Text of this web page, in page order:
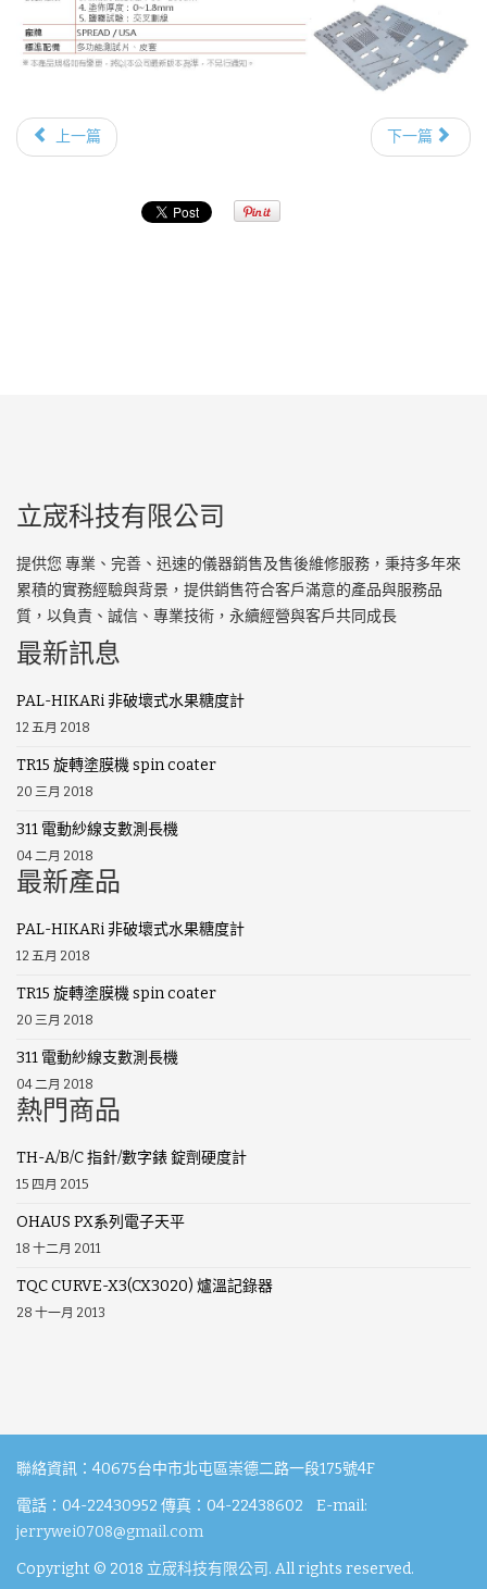
上一篇 下一篇
立宬科技有限公司
提供您 專業、完善、迅速的儀器銷售及售後維修服務，秉持多年來
累積的實務經驗與背景，提供銷售符合客戶滿意的產品與服務品
質，以負責、誠信、專業技術，永續經營與客戶共同成長
最新訊息
PAL-HIKARi 非破壞式水果糖度計
12 五月 2018
TR15 旋轉塗膜機 spin coater
20 三月 2018
311 電動紗線支數測長機
04 二月 2018
最新產品
PAL-HIKARi 非破壞式水果糖度計
12 五月 2018
TR15 旋轉塗膜機 spin coater
20 三月 2018
311 電動紗線支數測長機
04 二月 2018
熱門商品
TH-A/B/C 指針/數字錶 錠劑硬度計
15 四月 2015
OHAUS PX系列電子天平
18 十二月 2011
TQC CURVE-X3(CX3020) 爐溫記錄器
28 十一月 2013
聯絡資訊：40675台中市北屯區崇德二路一段175號4F
電話：04-22430952 傳真：04-22438602 E-mail:
jerrywei0708@gmail.com
Copyright © 2018 立宬科技有限公司. All rights reserved.